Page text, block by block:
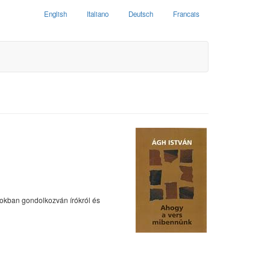
English Italiano Deutsch Francais
gondolkozván írókról és